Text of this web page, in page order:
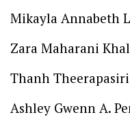
Mikayla Annabeth
Zara Maharani
Thanh
Ashley Gwenn A.